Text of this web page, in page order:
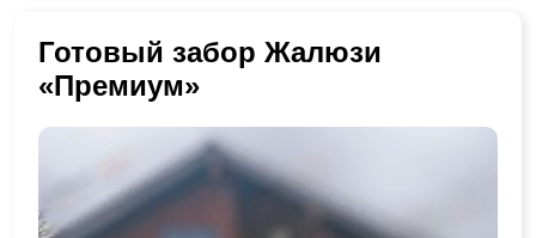
Готовый забор Жалюзи
«Премиум»